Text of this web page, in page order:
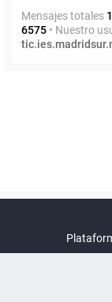
Mensajes totales
6575 • Nuestro